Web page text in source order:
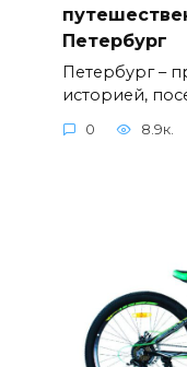
Петербург
Петербург –
историей,
0 8.9к.